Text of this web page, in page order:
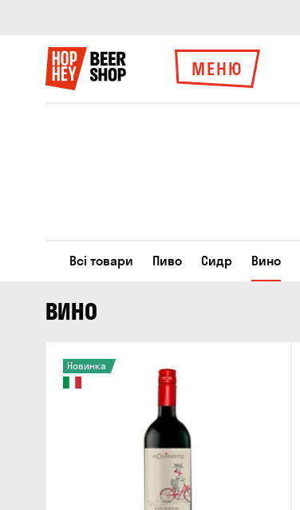
МЕНЮ
Всі товари Пиво Сидр Вино
ВИНО
Новинка